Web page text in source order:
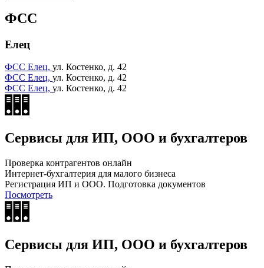
ФСС
Елец
ФСС Елец, ул. Костенко, д. 42
ФСС Елец, ул. Костенко, д. 42
ФСС Елец, ул. Костенко, д. 42
Сервисы для ИП, ООО и бухгалтеров
Проверка контрагентов онлайн
Интернет-бухгалтерия для малого бизнеса
Регистрация ИП и ООО. Подготовка документов
Посмотреть
Сервисы для ИП, ООО и бухгалтеров